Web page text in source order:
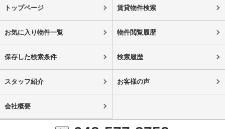
トップページ 賃貸物件検索
お気に入り物件一覧 物件閲覧履歴
保存した検索条件 検索履歴
スタッフ紹介 お客様の声
会社概要